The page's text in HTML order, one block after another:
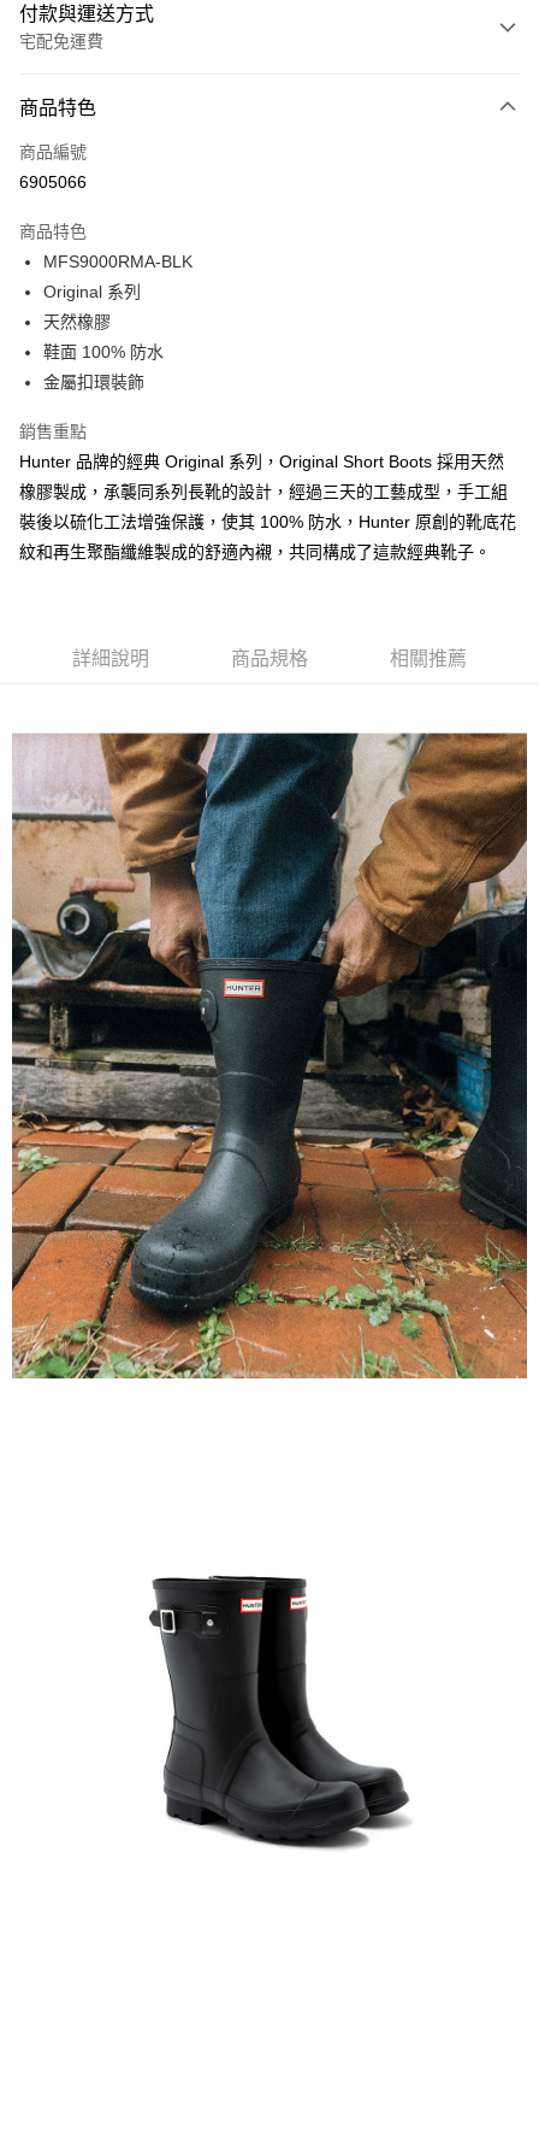
付款與運送方式
宅配免運費
信用卡一次付款
LINE Pay
Google Pay
貨到付款
運送方式
免運費
貨到付款
商品特色
商品編號
6905066
商品特色
MFS9000RMA-BLK
Original 系列
天然橡膠
鞋面 100% 防水
金屬扣環裝飾
銷售重點
Hunter 品牌的經典 Original 系列，Original Short Boots 採用天然
橡膠製成，承襲同系列長靴的設計，經過三天的工藝成型，手工組
裝後以硫化工法增強保護，使其 100% 防水，Hunter 原創的靴底花
紋和再生聚酯纖維製成的舒適內襯，共同構成了這款經典靴子。
詳細說明 商品規格 相關推薦